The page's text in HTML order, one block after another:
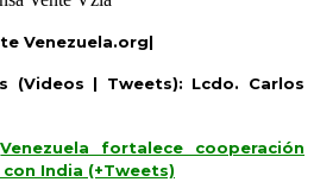
Venezuela.org|
(Videos | Tweets): Lcdo. Carlos
Venezuela fortalece cooperación
India (+Tweets)